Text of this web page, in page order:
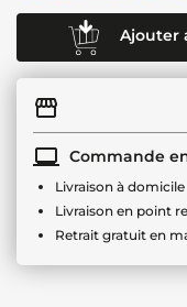
Ajouter
Commande
Livraison à domicile
Livraison en point
Retrait gratuit en